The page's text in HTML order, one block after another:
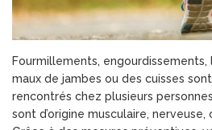
Fourmillements, engourdissements,
maux de jambes ou des cuisses
rencontrés chez plusieurs
sont d’origine musculaire, nerveuse,